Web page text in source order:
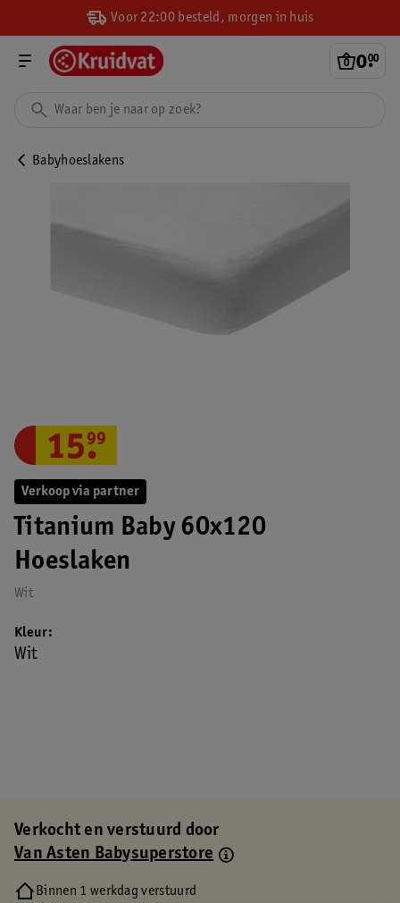
Voor 22:00 besteld, morgen in huis
0.
00
Babyhoeslakens
Verkoop via partner
Titanium Baby 60x120
Hoeslaken
Wit
15.
99
Kleur
Wit
Verkocht en verstuurd door
Van Asten Babysuperstore
Binnen 1 werkdag verstuurd